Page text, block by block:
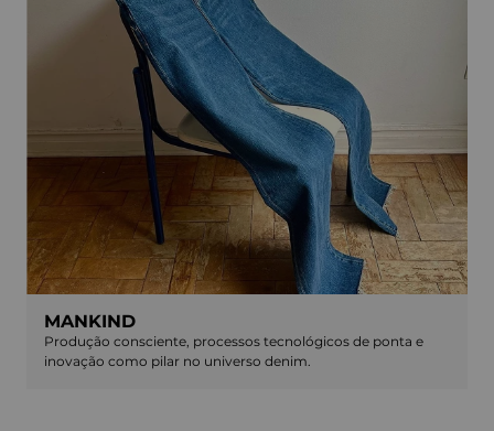
MANKIND
Produção consciente, processos tecnológicos de ponta e
inovação como pilar no universo denim.